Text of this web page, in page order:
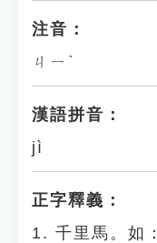
注音：
ㄐㄧˋ
漢語拼音：
jì
正字釋義：
1. 千里馬。如